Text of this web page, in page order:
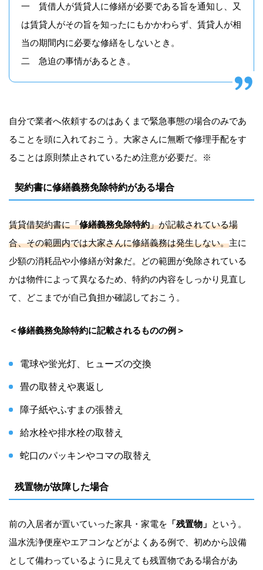
一 賃借人が賃貸人に修繕が必要である旨を通知し、又
は賃貸人がその旨を知ったにもかかわらず、賃貸人が相
当の期間内に必要な修繕をしないとき。
二 急迫の事情があるとき。
自分で業者へ依頼するのはあくまで緊急事態の場合のみであ
ることを頭に入れておこう。大家さんに無断で修理手配をす
ることは原則禁止されているため注意が必要だ。※
契約書に修繕義務免除特約がある場合
賃貸借契約書に「修繕義務免除特約」が記載されている場
合、その範囲内では大家さんに修繕義務は発生しない。主に
少額の消耗品や小修繕が対象だ。どの範囲が免除されている
かは物件によって異なるため、特約の内容をしっかり見直し
て、どこまでが自己負担か確認しておこう。
＜修繕義務免除特約に記載されるものの例＞
電球や蛍光灯、ヒューズの交換
畳の取替えや裏返し
障子紙やふすまの張替え
給水栓や排水栓の取替え
蛇口のパッキンやコマの取替え
残置物が故障した場合
前の入居者が置いていった家具・家電を 「残置物」 という。
温水洗浄便座やエアコンなどがよくある例で、初めから設備
として備わっているように見えても残置物である場合があ